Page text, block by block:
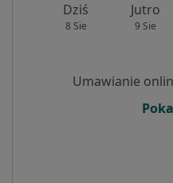
Dziś
8 Sie
Jutro
9 Sie
Umawianie